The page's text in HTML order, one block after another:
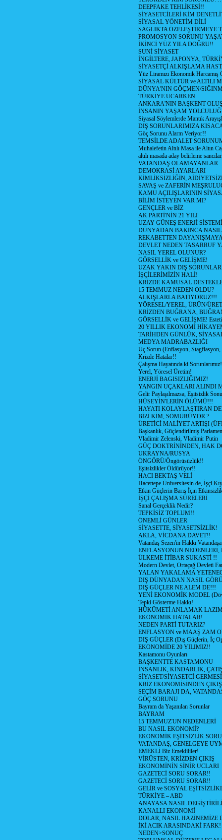
DEEPFAKE TEHLİKESİ!!
SİYASETCİLERİ KİM
SİYASAL YÖNETİM DİLİ
SAGLIKTA ÖZELEŞTİRMEYE
PROMOSYON SORUNU
İKİNCİ YÜZ YILA DOĞRU!!
SUNİ SİYASET
İNGİLTERE, JAPONYA,
SİYASETÇİ ALKIŞLAMA
Yüz Liramızı Ekonomik Harcamış
SİYASAL KÜLTÜR ve ALTILI
DÜNYA'NIN GÖÇMEN/
TÜRKİYE UCARKEN
ANKARA'NIN BAŞKENT
İNSANIN YAŞAM
Siyasal Söylemlerde Mantık
DIŞ SORUNLARIMIZA
Göç Sorunu Alarm Veriyor!!
TEMSİLDE ADALET
Muhalefetin Altılı Masa ile Altın
altılı masada aday belirleme
VATANDAŞ OLAMAYANLAR
DEMOKRASİ AYARLARI
KİMLİKSİZLİĞİN,
SAVAŞ ve ZAFERİN
KAMU AÇILIŞLARININ
BİLİM İSTEYEN VAR MI?
GENÇLER ve BİZ
AK PARTİ'NİN 21 YILI
UZAY GÜNEŞ ENERJİ SİSTEMİ
DÜNYADAN BAKINCA
REKABETTEN
DEVLET NEDEN TASARRUF
NASIL YEREL OLUNUR?
GÖRSELLİK ve GELİŞME!
UZAK YAKIN DIŞ
İŞÇİLERİMİZİN HALİ!
KRİZDE KAMUSAL
15 TEMMUZ NEDEN OLDU?
ALKIŞLARLA BATIYORUZ!!!
YÖRESEL/YEREL, ÜRÜN/
KRİZDEN BUĞRANA,
GÖRSELLİK ve GELİŞME!
20 YILLIK EKONOMİ
TARİHDEN GÜNLÜK,
MEDYA MADRABAZLIĞI
Üç Sorun (Enflasyon, Stagflasyon,
Krizde Hatalar!!
Çalışma Hayatında ki
Yerel, Yöresel Üretim!
ENERJİ BAGISIZLIĞIMIZ!
YANGIN UÇAKLARI ALINDI
Gelir Paylaşılmazsa, Eşitsizlik
HÜSEYİN'LERİN ÖLÜMÜ!!!
HAYATI KOLAYLAŞTIRAN
BİZİ KİM, SÖMÜRÜYOR ?
ÜRETİCİ MALİYET ARTIŞI
Başkanlık, Güçlendirilmiş
Vladimir Zelenski, Vladimir Putin
GÜÇ DOKTRİNİNDEN, HAK
UKRAYNA/RUSYA
ÖNGÖRÜ/Öngörüsüzlük!!
Eşitsizlikler Öldürüyor!!
HACI BEKTAŞ VELİ
Hacettepe Üniversitesin de, İşçi
Etkin Güçlerin Barış İçin
İŞÇİ ÇALIŞMA SÜRELERİ
Sanal Gerçeklik Nedir?
TEPKİSİZ TOPLUM!!
ÖNEMLİ GÜNLER
SİYASETTE, SİYASETSİZLİK!
AKLA, VİCDANA DAVET!!
Vatandaş Sezen'in Hakkı
ENFLASYONUN NEDENLERİ,
ÜLKEME İTİBAR SUKASTİ !!
Modern Devlet, Ortaçağ Devleti
YALAN YAKALAMA
DIŞ DÜNYADAN NASIL
DIŞ GÜÇLER NE ALEM DE!!!
YENİ EKONOMİK MODEL
Tepki Gösterme Hakkı!
HÜKÜMETİ ANLAMAK
EKONOMİK HATALAR!
NEDEN PARTİ TUTARIZ?
ENFLASYON ve MAAŞ ZAM
DIŞ GÜÇLER (Dış Güçlerin, İç
EKONOMİDE 20 YILIMIZ!!
Kastamonu Oyunları
BAŞKENTTE KASTAMONU
İNSANLIK, KİNDARLIK,
SİYASET/SİYASETCİ
KRİZ EKONOMİSİNDEN ÇIKIŞ
SEÇİM BARAJI DA,
GÖÇ SORUNU
Bayram da Yaşanılan Sorunlar
BAYRAM
15 TEMMUZ'UN NEDENLERİ
BU NASIL EKONOMİ?
EKONOMİK EŞİTSİZLİK
VATANDAŞ, GENELGEYE
EMEKLİ Biz Emeklililer!
VİRÜSTEN, KRİZDEN ÇIKIŞ
EKONOMİNİN SİNİR UCLARI
GAZETECİ SORU SORAR!!
GAZETECİ SORU SORAR!!
GELİR ve SOSYAL
TÜRKİYE – ABD
ANAYASA NASIL
KANALLI EKONOMİ
DOLAR, NASIL HAZİNEMİZE
İKİ ACIK ARASINDAKİ FARK!
NEDEN>SONUÇ